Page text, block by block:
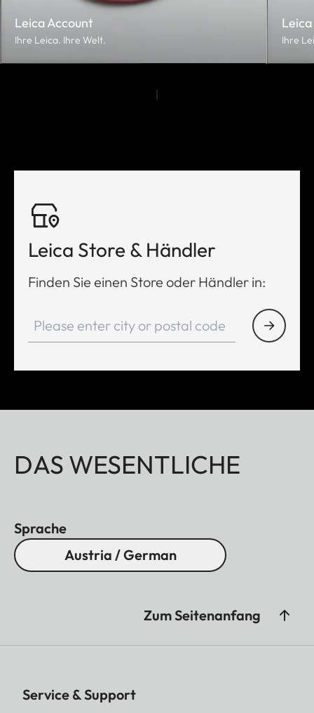
Leica Account
Ihre Leica. Ihre Welt. Ihre
Leica Store & Händler
Finden Sie einen Store oder Händler in:
DAS WESENTLICHE
Sprache
Austria / German
Zum Seitenanfang
Service & Support